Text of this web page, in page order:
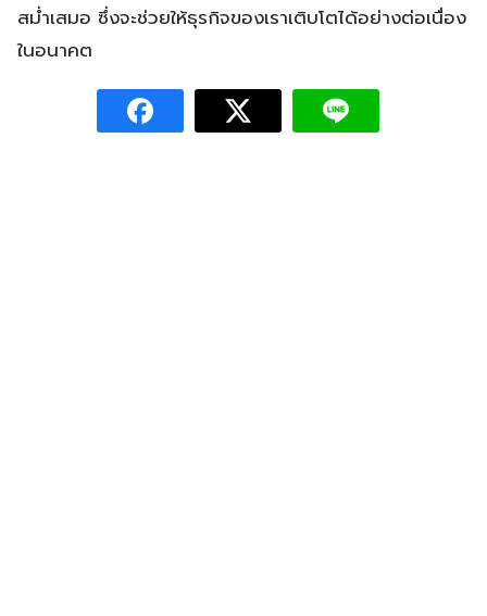
สม่ำเสมอ ซึ่งจะช่วยให้ธุรกิจของเราเติบโตได้อย่างต่อเนื่อง
ในอนาคต